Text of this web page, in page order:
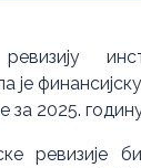
је
за 2025.
ревизије